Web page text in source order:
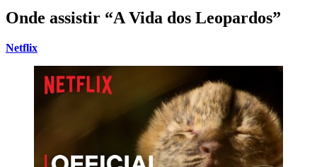
Onde assistir “A Vida dos Leopardos”
Netflix